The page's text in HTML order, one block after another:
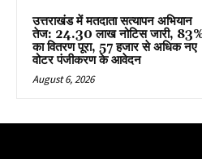
उत्तराखंड में मतदाता सत्यापन अभियान
तेज: 24.30 लाख नोटिस जारी,
का वितरण पूरा, 57 हजार से अधिक नए
वोटर पंजीकरण के आवेदन
August 6, 2026